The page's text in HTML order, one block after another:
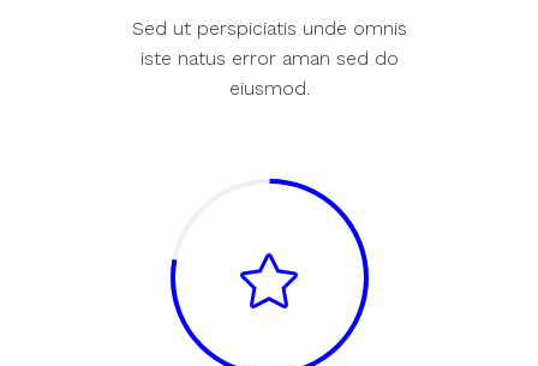
Sed ut perspiciatis unde omnis
iste natus error aman sed do
eiusmod.